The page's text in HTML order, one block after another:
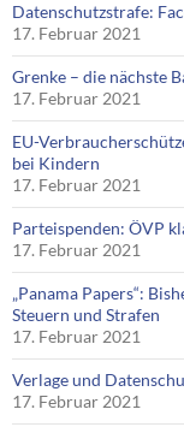
Datenschutzstrafe:
17. Februar 2021
Grenke – die nächste
17. Februar 2021
EU-
bei Kindern
17. Februar 2021
Parteispenden: ÖVP
17. Februar 2021
„Panama Papers“:
Steuern und Strafen
17. Februar 2021
Verlage und
17. Februar 2021